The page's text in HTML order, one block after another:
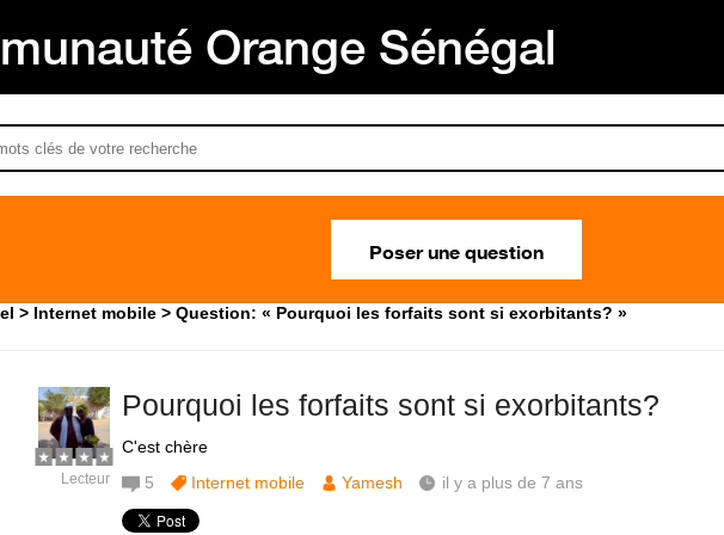
Orange Sénégal
Poser une question
Internet mobile Question: « Pourquoi les forfaits sont si exorbitants? »
Pourquoi les forfaits sont si exorbitants?
C'est chère
Lecteur 5 Internet mobile Yamesh il y a plus de 7 ans